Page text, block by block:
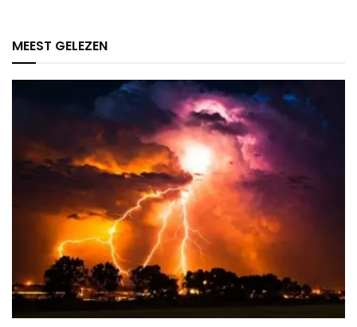
MEEST GELEZEN